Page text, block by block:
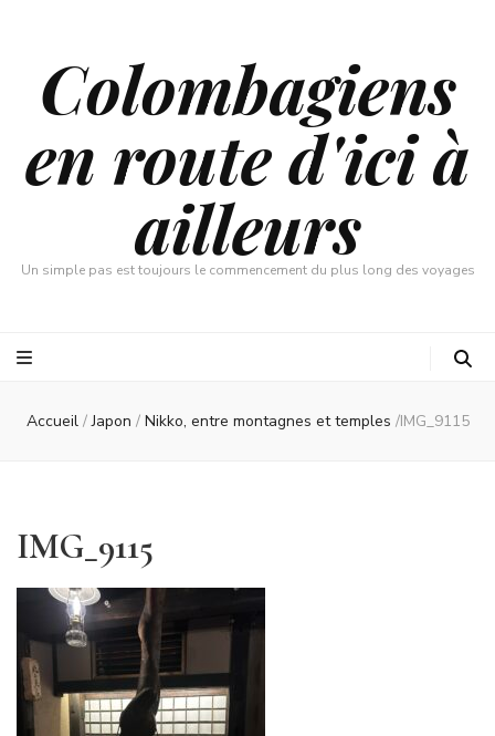
Colombagiens
en route d'ici à
ailleurs
Un simple pas est toujours le commencement du plus long des voyages
Accueil / Japon / Nikko, entre montagnes et temples /IMG_9115
IMG_9115